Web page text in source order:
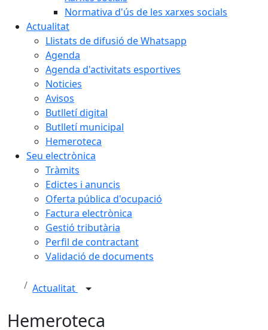
Normativa d'ús de les xarxes socials
Actualitat
Llistats de difusió de Whatsapp
Agenda
Agenda d'activitats esportives
Noticies
Avisos
Butlletí digital
Butlletí municipal
Hemeroteca
Seu electrònica
Tràmits
Edictes i anuncis
Oferta pública d'ocupació
Factura electrònica
Gestió tributària
Perfil de contractant
Validació de documents
Actualitat
Hemeroteca